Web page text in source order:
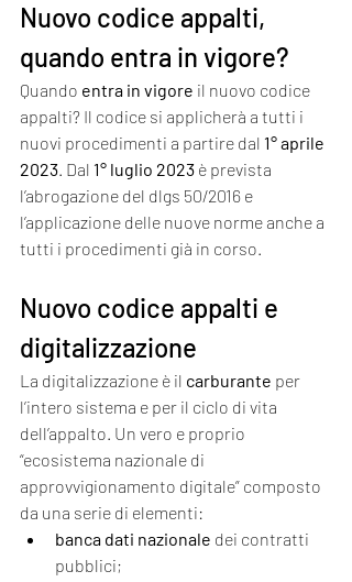
Nuovo codice appalti,
quando entra in vigore?
Quando entra in vigore il nuovo codice
appalti? Il codice si applicherà a tutti i
nuovi procedimenti a partire dal 1° aprile
2023. Dal 1° luglio 2023 è prevista
l’abrogazione del dlgs 50/2016 e
l’applicazione delle nuove norme anche a
tutti i procedimenti già in corso.
Nuovo codice appalti e
digitalizzazione
La digitalizzazione è il carburante per
l’intero sistema e per il ciclo di vita
dell’appalto. Un vero e proprio
“ecosistema nazionale di
approvvigionamento digitale” composto
da una serie di elementi:
banca dati nazionale dei contratti
pubblici;